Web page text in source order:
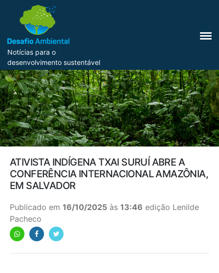
Notícias para o
desenvolvimento sustentável
ATIVISTA INDÍGENA TXAI SURUÍ ABRE A
CONFERÊNCIA INTERNACIONAL AMAZÔNIA,
EM SALVADOR
Publicado em 16/10/2025 às 13:46 edição Lenilde
Pacheco